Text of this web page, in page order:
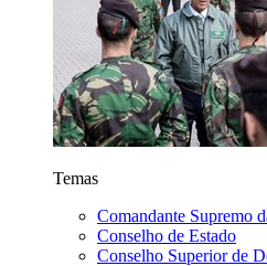
Temas
Comandante Supremo
Conselho de Estado
Conselho Superior de